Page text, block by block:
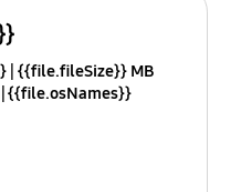
{{file.fileSize}} MB
{{file.osNames}}